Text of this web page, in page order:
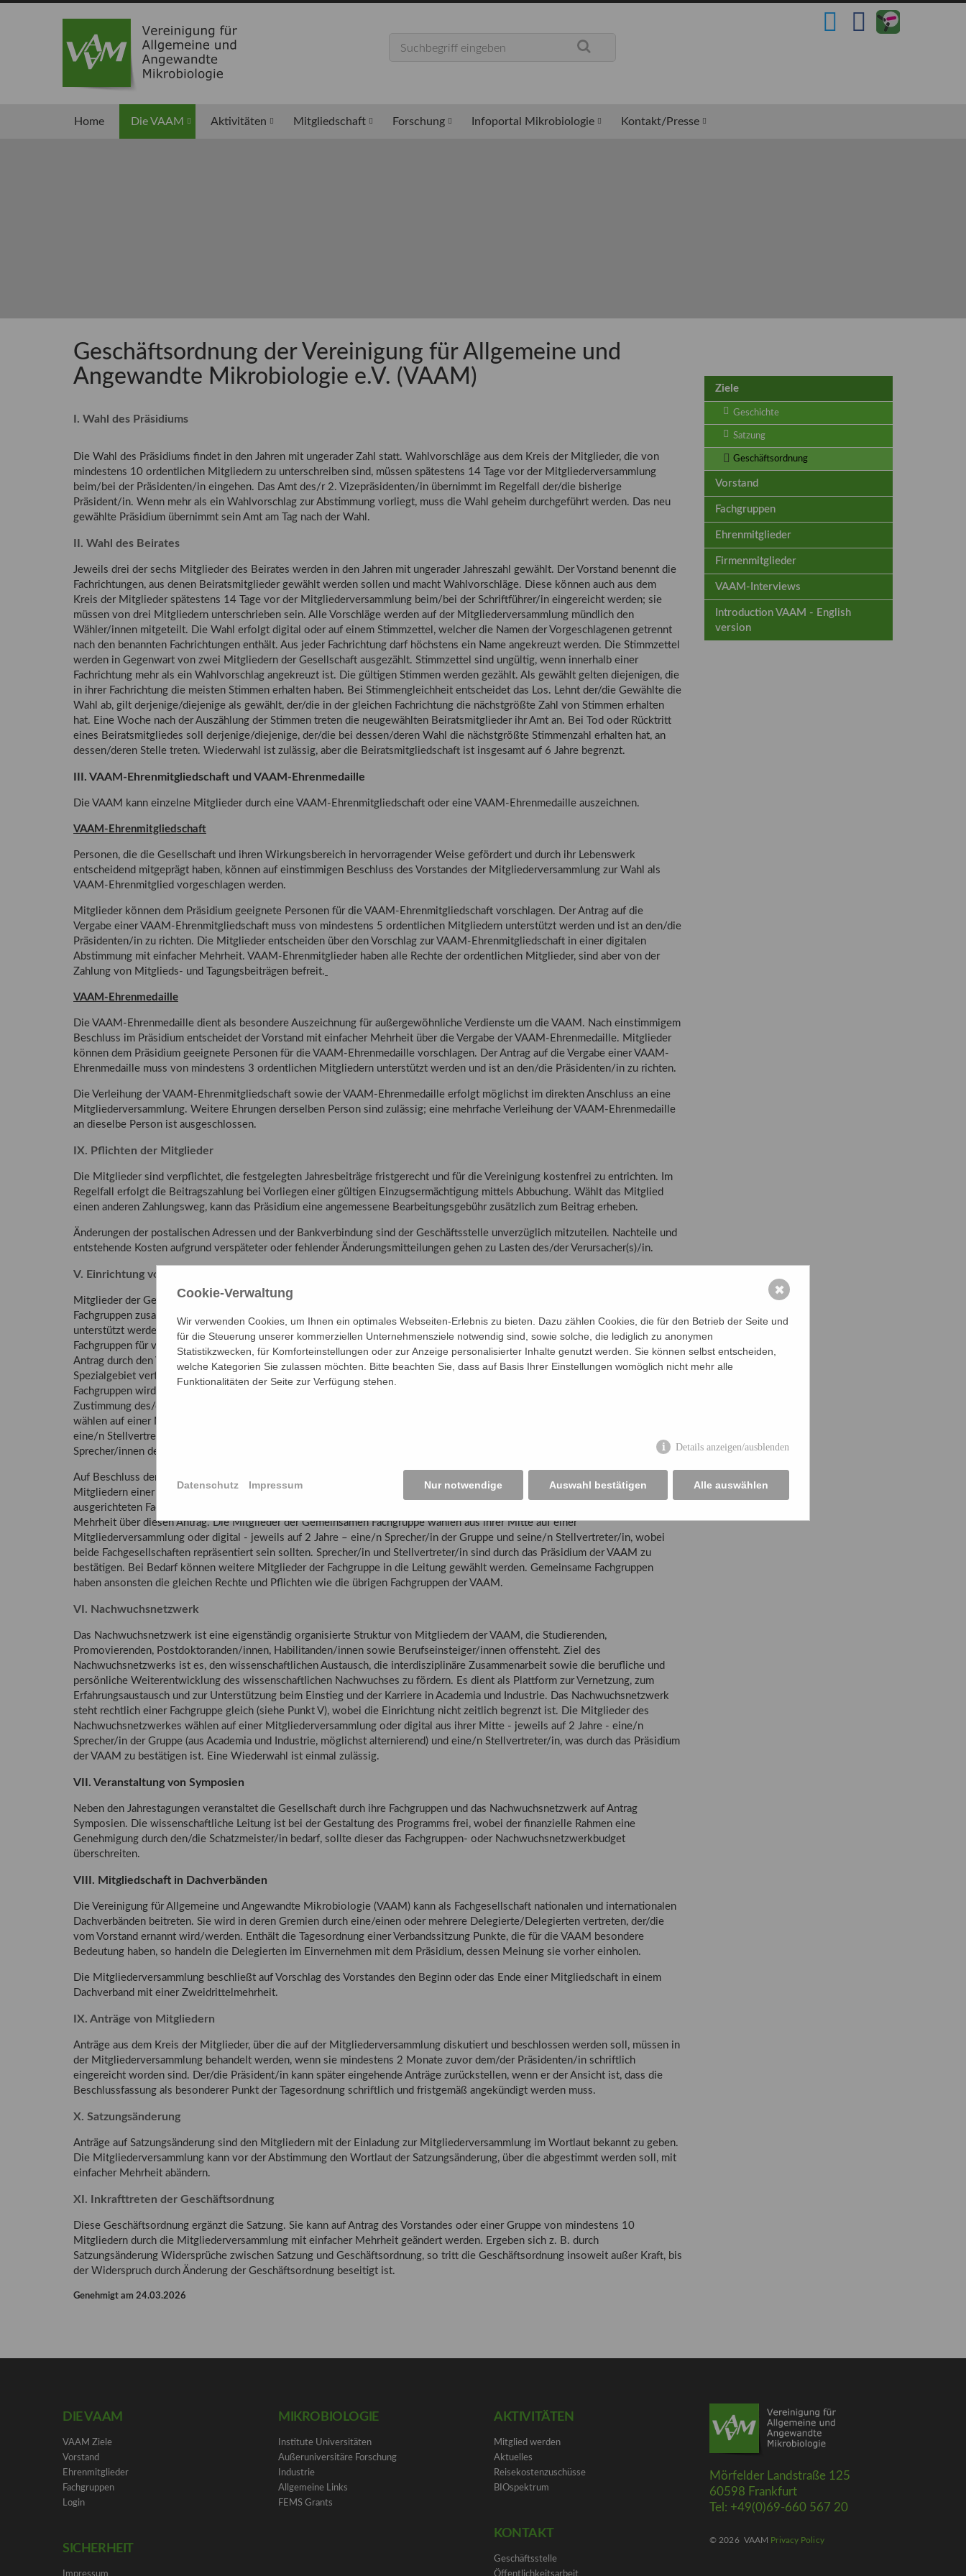
Home Die VAAM Aktivitäten Mitgliedschaft Forschung Infoportal Mikrobiologie Kontakt/Presse
Geschäftsordnung der Vereinigung für Allgemeine und
Angewandte Mikrobiologie e.V. (VAAM)
I. Wahl des Präsidiums
Die Wahl des Präsidiums findet in den Jahren mit ungerader Zahl statt. Wahlvorschläge aus dem Kreis der Mitglieder, die von
mindestens 10 ordentlichen Mitgliedern zu unterschreiben sind, müssen spätestens 14 Tage vor der Mitgliederversammlung
beim/bei der Präsidenten/in eingehen. Das Amt des/r 2. Vizepräsidenten/in übernimmt im Regelfall der/die bisherige
Präsident/in. Wenn mehr als ein Wahlvorschlag zur Abstimmung vorliegt, muss die Wahl geheim durchgeführt werden. Das neu
gewählte Präsidium übernimmt sein Amt am Tag nach der Wahl.
II. Wahl des Beirates
Jeweils drei der sechs Mitglieder des Beirates werden in den Jahren mit ungerader Jahreszahl gewählt. Der Vorstand benennt die
Fachrichtungen, aus denen Beiratsmitglieder gewählt werden sollen und macht Wahlvorschläge. Diese können auch aus dem
Kreis der Mitglieder spätestens 14 Tage vor der Mitgliederversammlung beim/bei der Schriftführer/in eingereicht werden; sie
müssen von drei Mitgliedern unterschrieben sein. Alle Vorschläge werden auf der Mitgliederversammlung mündlich den
Wähler/innen mitgeteilt. Die Wahl erfolgt digital oder auf einem Stimmzettel, welcher die Namen der Vorgeschlagenen getrennt
nach den benannten Fachrichtungen enthält. Aus jeder Fachrichtung darf höchstens ein Name angekreuzt werden. Die Stimmzettel
werden in Gegenwart von zwei Mitgliedern der Gesellschaft ausgezählt. Stimmzettel sind ungültig, wenn innerhalb einer
Fachrichtung mehr als ein Wahlvorschlag angekreuzt ist. Die gültigen Stimmen werden gezählt. Als gewählt gelten diejenigen, die
in ihrer Fachrichtung die meisten Stimmen erhalten haben. Bei Stimmengleichheit entscheidet das Los. Lehnt der/die Gewählte die
Wahl ab, gilt derjenige/diejenige als gewählt, der/die in der gleichen Fachrichtung die nächstgrößte Zahl von Stimmen erhalten
hat. Eine Woche nach der Auszählung der Stimmen treten die neugewählten Beiratsmitglieder ihr Amt an. Bei Tod oder Rücktritt
eines Beiratsmitgliedes soll derjenige/diejenige, der/die bei dessen/deren Wahl die nächstgrößte Stimmenzahl erhalten hat, an
dessen/deren Stelle treten. Wiederwahl ist zulässig, aber die Beiratsmitgliedschaft ist insgesamt auf 6 Jahre begrenzt.
III. VAAM-Ehrenmitgliedschaft und VAAM-Ehrenmedaille
Die VAAM kann einzelne Mitglieder durch eine VAAM-Ehrenmitgliedschaft oder eine VAAM-Ehrenmedaille auszeichnen.
VAAM-Ehrenmitgliedschaft
Personen, die die Gesellschaft und ihren Wirkungsbereich in hervorragender Weise gefördert und durch ihr Lebenswerk
entscheidend mitgeprägt haben, können auf einstimmigen Beschluss des Vorstandes der Mitgliederversammlung zur Wahl als
VAAM-Ehrenmitglied vorgeschlagen werden.
Mitglieder können dem Präsidium geeignete Personen für die VAAM-Ehrenmitgliedschaft vorschlagen. Der Antrag auf die
Vergabe einer VAAM-Ehrenmitgliedschaft muss von mindestens 5 ordentlichen Mitgliedern unterstützt werden und ist an den/die
Präsidenten/in zu richten. Die Mitglieder entscheiden über den Vorschlag zur VAAM-Ehrenmitgliedschaft in einer digitalen
Abstimmung mit einfacher Mehrheit. VAAM-Ehrenmitglieder haben alle Rechte der ordentlichen Mitglieder, sind aber von der
Zahlung von Mitglieds- und Tagungsbeiträgen befreit.
VAAM-Ehrenmedaille
Die VAAM-Ehrenmedaille dient als besondere Auszeichnung für außergewöhnliche Verdienste um die VAAM. Nach einstimmigem
Beschluss im Präsidium entscheidet der Vorstand mit einfacher Mehrheit über die Vergabe der VAAM-Ehrenmedaille. Mitglieder
können dem Präsidium geeignete Personen für die VAAM-Ehrenmedaille vorschlagen. Der Antrag auf die Vergabe einer VAAM-
Ehrenmedaille muss von mindestens 3 ordentlichen Mitgliedern unterstützt werden und ist an den/die Präsidenten/in zu richten.
Die Verleihung der VAAM-Ehrenmitgliedschaft sowie der VAAM-Ehrenmedaille erfolgt möglichst im direkten Anschluss an eine
Mitgliederversammlung. Weitere Ehrungen derselben Person sind zulässig; eine mehrfache Verleihung der VAAM-Ehrenmedaille
an dieselbe Person ist ausgeschlossen.
IX. Pflichten der Mitglieder
Die Mitglieder sind verpflichtet, die festgelegten Jahresbeiträge fristgerecht und für die Vereinigung kostenfrei zu entrichten. Im
Regelfall erfolgt die Beitragszahlung bei Vorliegen einer gültigen Einzugsermächtigung mittels Abbuchung. Wählt das Mitglied
einen anderen Zahlungsweg, kann das Präsidium eine angemessene Bearbeitungsgebühr zusätzlich zum Beitrag erheben.
Änderungen der postalischen Adressen und der Bankverbindung sind der Geschäftsstelle unverzüglich mitzuteilen. Nachteile und
entstehende Kosten aufgrund verspäteter oder fehlender Änderungsmitteilungen gehen zu Lasten des/der Verursacher(s)/in.
V. Einrichtung von Fachgruppen
Mitglieder der Gesellschaft mit besonders spezialisiertem fachlichem Interesse können sich innerhalb der Gesellschaft zu
Fachgruppen zusammenschließen. Der Antrag auf Einrichtung einer Fachgruppe muss von mindestens 25 ordentlichen Mitgliedern
unterstützt werden und ist an den/die Präsidenten/in zu richten. Die Mitgliederversammlung beschließt die Einrichtung von
Fachgruppen für vier Jahre mit einfacher Mehrheit. Eine Verlängerung der Dauer für jeweils weitere vier Jahre ist auf begründeten
Antrag durch den Vorstand möglich. Die Fachgruppen können Symposien abhalten und innerhalb von Tagungen der VAAM ihr
Spezialgebiet vertreten. Die Vertretung der Fachgruppen nach außen ist Angelegenheit der VAAM bzw. ihres Präsidiums. Den
Fachgruppen wird jeweils ein vom Präsidium festgesetzter fester Betrag für ihre Aktivitäten zur Verfügung gestellt, der mit
Zustimmung des/der Schatzmeisters/in in das jeweils nachfolgende Jahr übertragen werden kann. Die Mitglieder der Fachgruppen
wählen auf einer Mitgliederversammlung oder digital aus ihrer Mitte - jeweils auf 2 Jahre - eine/n Sprecher/in der Gruppe und
eine/n Stellvertreter/in, was durch das Präsidium der VAAM zu bestätigen ist. Eine Wiederwahl ist zweimal zulässig. Die
Sprecher/innen der Fachgruppen berichten über deren Aktivitäten im Vorstand und in der Mitgliederzeitschrift der VAAM.
Auf Beschluss der Mitgliederversammlung einer Fachgruppe und auf begründeten Antrag von mindestens 25 ordentlichen
Mitgliedern einer bestehenden Fachgruppe kann diese in eine Gemeinsame Fachgruppe mit einer thematisch ähnlich
ausgerichteten Fachgruppe einer anderen Fachgesellschaft übergeleitet werden. Der Vorstand der VAAM entscheidet mit einfacher
Mehrheit über diesen Antrag. Die Mitglieder der Gemeinsamen Fachgruppe wählen aus ihrer Mitte auf einer
Mitgliederversammlung oder digital - jeweils auf 2 Jahre – eine/n Sprecher/in der Gruppe und seine/n Stellvertreter/in, wobei
beide Fachgesellschaften repräsentiert sein sollten. Sprecher/in und Stellvertreter/in sind durch das Präsidium der VAAM zu
bestätigen. Bei Bedarf können weitere Mitglieder der Fachgruppe in die Leitung gewählt werden. Gemeinsame Fachgruppen
haben ansonsten die gleichen Rechte und Pflichten wie die übrigen Fachgruppen der VAAM.
VI. Nachwuchsnetzwerk
Das Nachwuchsnetzwerk ist eine eigenständig organisierte Struktur von Mitgliedern der VAAM, die Studierenden,
Promovierenden, Postdoktoranden/innen, Habilitanden/innen sowie Berufseinsteiger/innen offensteht. Ziel des
Nachwuchsnetzwerks ist es, den wissenschaftlichen Austausch, die interdisziplinäre Zusammenarbeit sowie die berufliche und
persönliche Weiterentwicklung des wissenschaftlichen Nachwuchses zu fördern. Es dient als Plattform zur Vernetzung, zum
Erfahrungsaustausch und zur Unterstützung beim Einstieg und der Karriere in Academia und Industrie. Das Nachwuchsnetzwerk
steht rechtlich einer Fachgruppe gleich (siehe Punkt V), wobei die Einrichtung nicht zeitlich begrenzt ist. Die Mitglieder des
Nachwuchsnetzwerkes wählen auf einer Mitgliederversammlung oder digital aus ihrer Mitte - jeweils auf 2 Jahre - eine/n
Sprecher/in der Gruppe (aus Academia und Industrie, möglichst alternierend) und eine/n Stellvertreter/in, was durch das Präsidium
der VAAM zu bestätigen ist. Eine Wiederwahl ist einmal zulässig.
VII. Veranstaltung von Symposien
Neben den Jahrestagungen veranstaltet die Gesellschaft durch ihre Fachgruppen und das Nachwuchsnetzwerk auf Antrag
Symposien. Die wissenschaftliche Leitung ist bei der Gestaltung des Programms frei, wobei der finanzielle Rahmen eine
Genehmigung durch den/die Schatzmeister/in bedarf, sollte dieser das Fachgruppen- oder Nachwuchsnetzwerkbudget
überschreiten.
VIII. Mitgliedschaft in Dachverbänden
Die Vereinigung für Allgemeine und Angewandte Mikrobiologie (VAAM) kann als Fachgesellschaft nationalen und internationalen
Dachverbänden beitreten. Sie wird in deren Gremien durch eine/einen oder mehrere Delegierte/Delegierten vertreten, der/die
vom Vorstand ernannt wird/werden. Enthält die Tagesordnung einer Verbandssitzung Punkte, die für die VAAM besondere
Bedeutung haben, so handeln die Delegierten im Einvernehmen mit dem Präsidium, dessen Meinung sie vorher einholen.
Die Mitgliederversammlung beschließt auf Vorschlag des Vorstandes den Beginn oder das Ende einer Mitgliedschaft in einem
Dachverband mit einer Zweidrittelmehrheit.
IX. Anträge von Mitgliedern
Anträge aus dem Kreis der Mitglieder, über die auf der Mitgliederversammlung diskutiert und beschlossen werden soll, müssen in
der Mitgliederversammlung behandelt werden, wenn sie mindestens 2 Monate zuvor dem/der Präsidenten/in schriftlich
eingereicht worden sind. Der/die Präsident/in kann später eingehende Anträge zurückstellen, wenn er der Ansicht ist, dass die
Beschlussfassung als besonderer Punkt der Tagesordnung schriftlich und fristgemäß angekündigt werden muss.
X. Satzungsänderung
Anträge auf Satzungsänderung sind den Mitgliedern mit der Einladung zur Mitgliederversammlung im Wortlaut bekannt zu geben.
Die Mitgliederversammlung kann vor der Abstimmung den Wortlaut der Satzungsänderung, über die abgestimmt werden soll, mit
einfacher Mehrheit abändern.
XI. Inkrafttreten der Geschäftsordnung
Diese Geschäftsordnung ergänzt die Satzung. Sie kann auf Antrag des Vorstandes oder einer Gruppe von mindestens 10
Mitgliedern durch die Mitgliederversammlung mit einfacher Mehrheit geändert werden. Ergeben sich z. B. durch
Satzungsänderung Widersprüche zwischen Satzung und Geschäftsordnung, so tritt die Geschäftsordnung insoweit außer Kraft, bis
der Widerspruch durch Änderung der Geschäftsordnung beseitigt ist.
Genehmigt am 24.03.2026
Ziele
Geschichte
Satzung
Geschäftsordnung
Vorstand
Fachgruppen
Ehrenmitglieder
Firmenmitglieder
VAAM-Interviews
Introduction VAAM - English
version
DIE VAAM
VAAM Ziele
Vorstand
Ehrenmitglieder
Fachgruppen
Login
SICHERHEIT
MIKROBIOLOGIE
Institute Universitäten
Außeruniversitäre Forschung
Industrie
Allgemeine Links
FEMS Grants
AKTIVITÄTEN
Mitglied werden
Aktuelles
Reisekostenzuschüsse
BIOspektrum
KONTAKT
Geschäftsstelle
Mörfelder Landstraße 125
60598 Frankfurt
Tel: +49(0)69-660 567 20
© 2026 VAAM Privacy Policy
Cookie-Verwaltung
Wir verwenden Cookies, um Ihnen ein optimales Webseiten-Erlebnis zu bieten. Dazu zählen Cookies, die für den Betrieb der Seite und
für die Steuerung unserer kommerziellen Unternehmensziele notwendig sind, sowie solche, die lediglich zu anonymen
Statistikzwecken, für Komforteinstellungen oder zur Anzeige personalisierter Inhalte genutzt werden. Sie können selbst entscheiden,
welche Kategorien Sie zulassen möchten. Bitte beachten Sie, dass auf Basis Ihrer Einstellungen womöglich nicht mehr alle
Funktionalitäten der Seite zur Verfügung stehen.
Details anzeigen/ausblenden
Nur notwendige Auswahl bestätigen Alle auswählen
Datenschutz Impressum
✖